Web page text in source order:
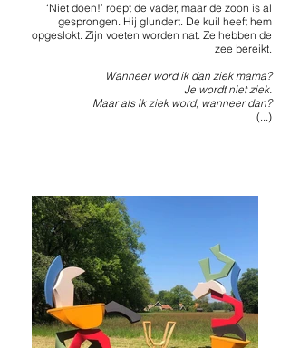
‘Niet doen!’ roept de vader, maar de zoon is al
gesprongen. Hij glundert. De kuil heeft hem
opgeslokt. Zijn voeten worden nat. Ze hebben de
zee bereikt.
Wanneer word ik dan ziek mama?
Je wordt niet ziek.
Maar als ik ziek word, wanneer dan?
(...)